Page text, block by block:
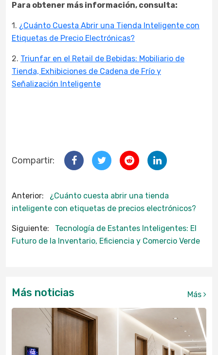
Para obtener más información, consulta:
1. ¿Cuánto Cuesta Abrir una Tienda Inteligente con
Etiquetas de Precio Electrónicas?
2. Triunfar en el Retail de Bebidas: Mobiliario de
Tienda, Exhibiciones de Cadena de Frío y
Señalización Inteligente
Compartir:
Anterior:
¿Cuánto cuesta abrir una tienda
inteligente con etiquetas de precios electrónicos?
Siguiente:
Tecnología de Estantes Inteligentes: El
Futuro de la Inventario, Eficiencia y Comercio Verde
Más noticias Más